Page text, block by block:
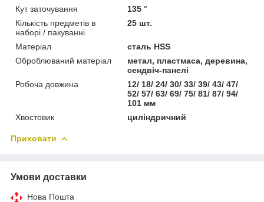
Кут заточування
135 °
Кількість предметів в
наборі / пакуванні
25 шт.
Матеріал
сталь HSS
Оброблюваний матеріал
метал, пластмаса, деревина,
сендвіч-панелі
Робоча довжина
12/ 18/ 24/ 30/ 33/ 39/ 43/ 47/
52/ 57/ 63/ 69/ 75/ 81/ 87/ 94/
101 мм
Хвостовик
циліндричний
Приховати
Умови доставки
Нова Пошта